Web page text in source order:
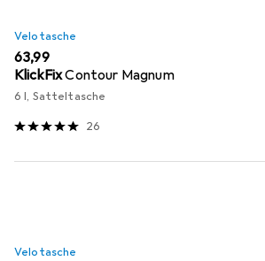
Velotasche
EUR
63,99
KlickFixContour Magnum
6 l, Satteltasche
26
Velotasche